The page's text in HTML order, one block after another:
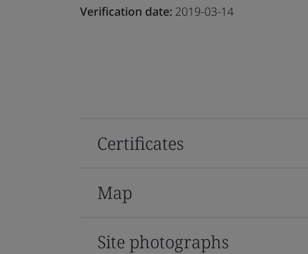
Verification date: 2019-03-14
Certificates
Map
Site photographs